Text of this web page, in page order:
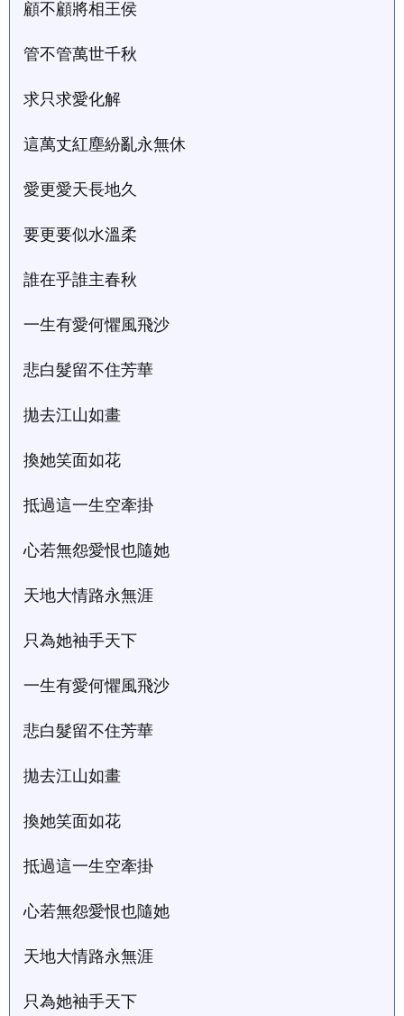
顧不顧將相王侯
管不管萬世千秋
求只求愛化解
這萬丈紅塵紛亂永無休
愛更愛天長地久
要更要似水溫柔
誰在乎誰主春秋
一生有愛何懼風飛沙
悲白髮留不住芳華
拋去江山如畫
換她笑面如花
抵過這一生空牽掛
心若無怨愛恨也隨她
天地大情路永無涯
只為她袖手天下
一生有愛何懼風飛沙
悲白髮留不住芳華
拋去江山如畫
換她笑面如花
抵過這一生空牽掛
心若無怨愛恨也隨她
天地大情路永無涯
只為她袖手天下